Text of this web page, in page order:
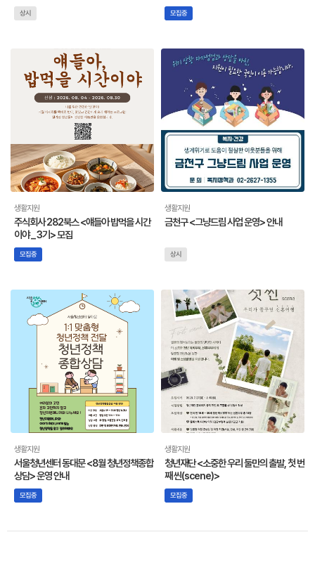
상시 모집중
생활지원
주식회사 282북스 <얘들아 밥먹을 시간
이야 _ 3기> 모집
모집중
생활지원
금천구 <그냥드림 사업 운영> 안내
상시
생활지원
서울청년센터 동대문 <8월 청년정책종합
상담> 운영 안내
모집중
생활지원
청년재단 <소중한 우리 둘만의 출발, 첫 번
째 씬(scene)>
모집중